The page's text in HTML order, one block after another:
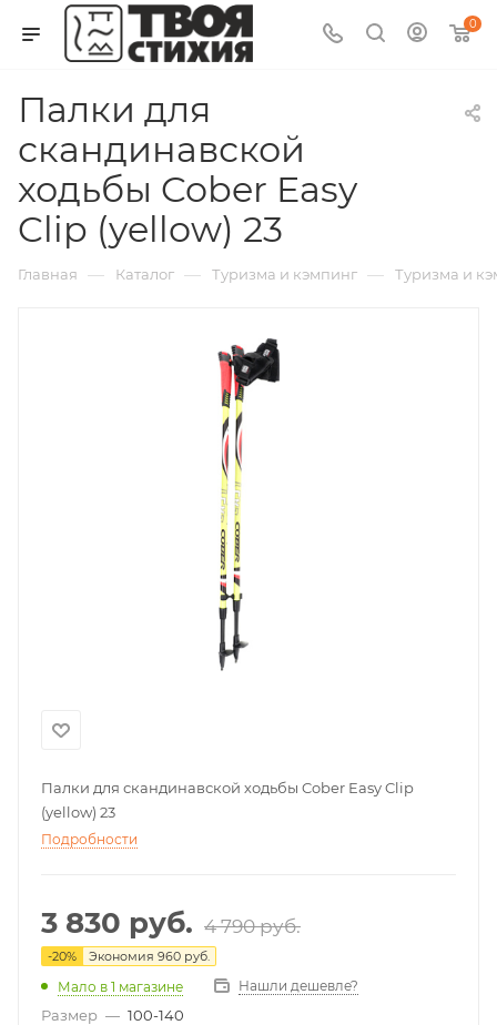
0
Палки для
скандинавской
ходьбы Cober Easy
Clip (yellow) 23
Главная — Каталог — Туризма и кэмпинг — Туризма и
Палки для скандинавской ходьбы Cober Easy Clip
(yellow) 23
Подробности
3 830 руб. 4 790руб.
-20% Экономия 960 руб.
Мало в 1 магазине Нашли дешевле?
Размер — 100-140